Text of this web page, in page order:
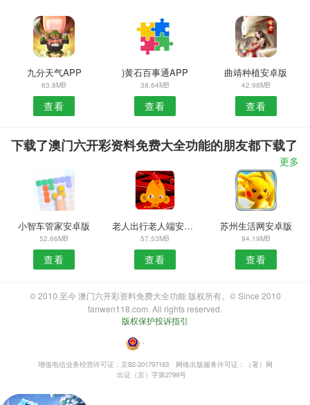
九分天气APP
63.8MB
查看
)黄石百事通APP
38.64MB
查看
曲靖种植安卓版
42.98MB
查看
下载了澳门六开彩资料免费大全功能的朋友都下载了
更多
小智车管家安卓版
52.66MB
查看
老人出行老人端安卓版
57.53MB
查看
苏州生活网安卓版
94.19MB
查看
© 2010 至今 澳门六开彩资料免费大全功能 版权所有。© Since 2010
fanwen118.com. All rights reserved.
版权保护投诉指引
・
增值电信业务经营许可证：京B2-201797163
网络出版服务许可证：（署）网
出证（京）字第2799号